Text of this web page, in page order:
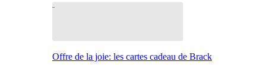
Offre de la joie: les cartes cadeau de Brack